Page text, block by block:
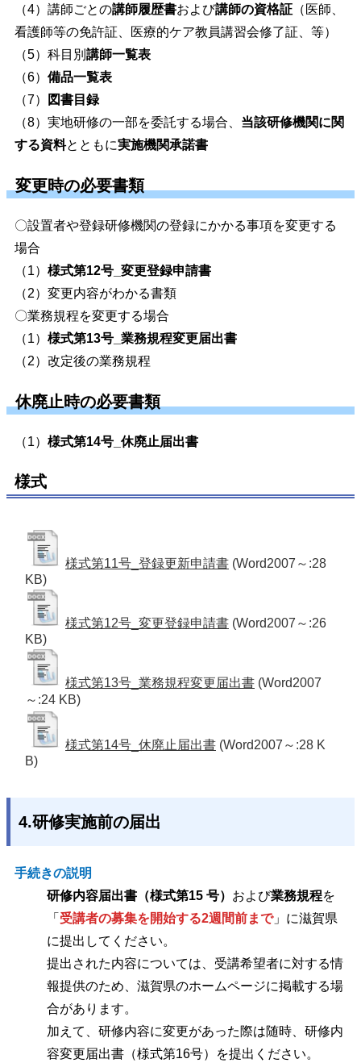
（4）講師ごとの講師履歴書および講師の資格証 （医師、
看護師等の免許証、医療的ケア教員講習会修了証、等）
（5）科目別 講師一覧表
（6） 備品一覧表
（7）
図書目録
（8）実地研修の一部を委託する場合、 当該研修機関に関
する資料とともに実施機関承諾書
変更時の必要書類
〇設置者や登録研修機関の登録にかかる事項を変更する
場合
（1） 様式第12号_変更登録申請書
（2）変更内容がわかる書類
〇業務規程を変更する場合
（1） 様式第13号_業務規程変更届出書
（2）改定後の業務規程
休廃止時の必要書類
（1） 様式第14号_休廃止届出書
様式
様式第11号_登録更新申請書 (Word2007～:28
KB)
様式第12号_変更登録申請書 (Word2007～:26
KB)
様式第13号_業務規程変更届出書 (Word2007
～:24 KB)
様式第14号_休廃止届出書 (Word2007～:28 K
B)
4.研修実施前の届出
手続きの説明
研修内容届出書（様式第15 号） および業務規程を
「 受講者の募集を開始する2週間前まで」に滋賀県
に提出してください。
提出された内容については、受講希望者に対する情
報提供のため、滋賀県のホームページに掲載する場
合があります。
加えて、研修内容に変更があった際は随時、研修内
容変更届出書（様式第16号）を提出ください。